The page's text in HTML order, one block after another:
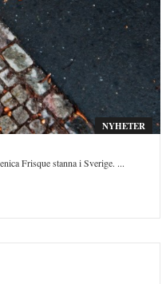
NYHETER
Frisque stanna i Sverige. ...